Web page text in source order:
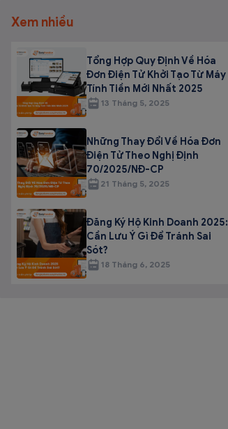
Xem nhiều
Tổng Hợp Quy Định Về Hóa
Đơn Điện Tử Khởi Tạo Từ Máy
Tính Tiền Mới Nhất 2025
13 Tháng 5, 2025
Những Thay Đổi Về Hóa Đơn
Điện Tử Theo Nghị Định
70/2025/NĐ-CP
21 Tháng 5, 2025
Đăng Ký Hộ Kinh Doanh 2025:
Cần Lưu Ý Gì Để Tránh Sai
Sót?
18 Tháng 6, 2025